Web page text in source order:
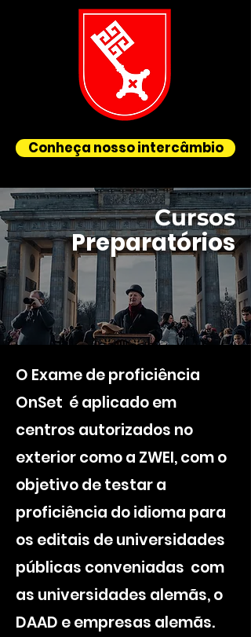
Conheça nosso intercâmbio
Cursos
Preparatórios
O Exame de proficiência
OnSet é aplicado em
centros autorizados no
exterior como a ZWEI, com o
objetivo de testar a
proficiência do idioma para
os editais de universidades
públicas conveniadas com
as universidades alemãs, o
DAAD e empresas alemãs.